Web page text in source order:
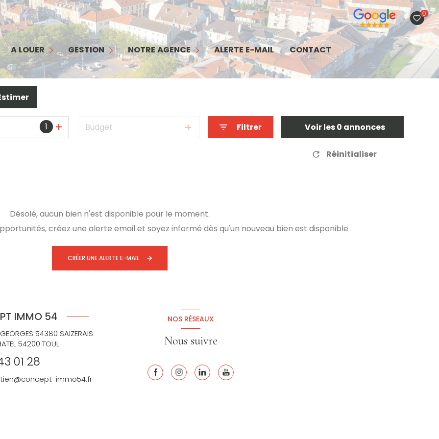
0
A LOUER
MAISON
APPARTEMENT
COMMERCES/ BUREAUX
GARAGE
TERRAIN
BIENS LOUÉS
GESTION
GESTION
INTERFACE PROPRIÉTAIRE
INTERFACE LOCATAIRE
NOTRE AGENCE
NOTRE AGENCE
NOTRE ÉQUIPE
NOS SERVICES
ALERTE E-MAIL CONTACT
1 Budget Filtrer Voir les0 annonces
Réinitialiser
Désolé, aucun bien n'est disponible pour le moment.
créez une alerte email et soyez informé dès qu'un nouveau bien est disponible.
CRÉER UNE ALERTE E-MAIL
IMMO 54
54380 SAIZERAIS
54200 TOUL
01 28
immo54.fr
NOS RÉSEAUX
Nous suivre